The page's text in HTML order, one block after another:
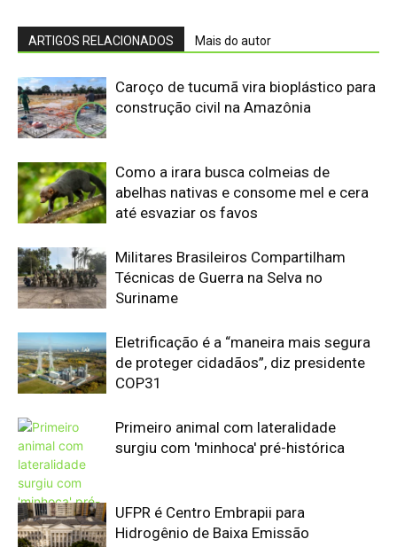
ARTIGOS RELACIONADOS Mais do autor
Caroço de tucumã vira bioplástico para
construção civil na Amazônia
Como a irara busca colmeias de
abelhas nativas e consome mel e cera
até esvaziar os favos
Militares Brasileiros Compartilham
Técnicas de Guerra na Selva no
Suriname
Eletrificação é a “maneira mais segura
de proteger cidadãos”, diz presidente
COP31
Primeiro animal com lateralidade
surgiu com 'minhoca' pré-histórica
UFPR é Centro Embrapii para
Hidrogênio de Baixa Emissão